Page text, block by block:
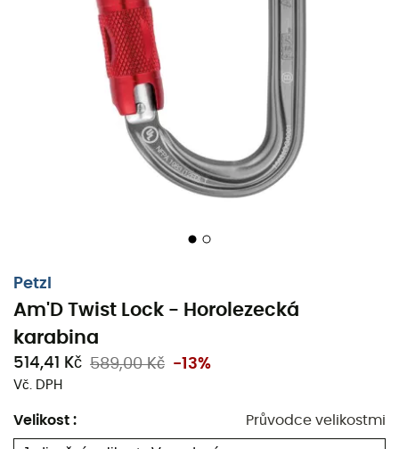
Petzl
Am'D Twist Lock - Horolezecká
karabina
514,41 Kč 589,00 Kč -13%
Vč. DPH
Velikost : Průvodce velikostmi